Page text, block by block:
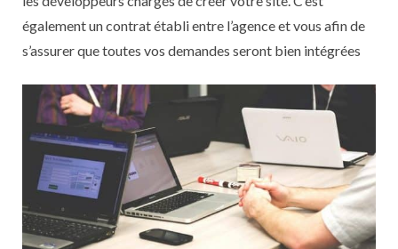
également un contrat établi entre l’agence et vous afin de
s’assurer que toutes vos demandes seront bien intégrées